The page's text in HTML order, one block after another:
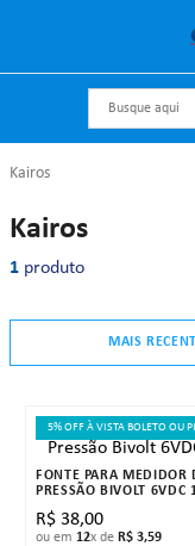
Kairos
Kairos
1 produto
MAIS
5% OFF À VISTA BOLETO OU
FONTE PARA MEDIDOR
PRESSÃO BIVOLT 6VDC
R$ 38,00
ou em 12x de R$ 3,59